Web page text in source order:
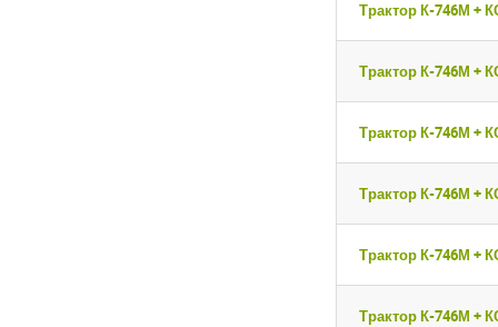
Трактор К-746М +
Трактор К-746М +
Трактор К-746М +
Трактор К-746М +
Трактор К-746М +
Трактор К-746М +